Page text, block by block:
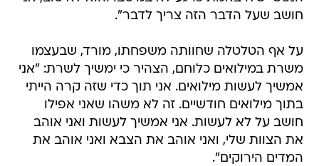
חושב שעל הדבר הזה צריך לדבר".
על אף הטלטלה שחוותה משפחתו, מורד, שבעצמו
משרת במילואים כלוחם, הצהיר כי ימשיך לשרת: "אני
אמשיך לעשות מילואים. אני תוך כדי שזה קרה הייתי
בתוך מילואים חודשיים. זה לא משהו שאני אפילו
חושב על לא לעשות. אני אמשיך לעשות ואני אוהב
את הצוות שלי, ואני אוהב את הצבא ואני אוהב את
המדים הירוקים".